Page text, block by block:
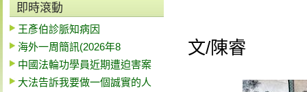
即時滾動
王彥伯診脈知病因
海外一周簡訊(2026年8
中國法輪功學員近期遭迫害案
大法告訴我要做一個誠實的人
文/陳睿